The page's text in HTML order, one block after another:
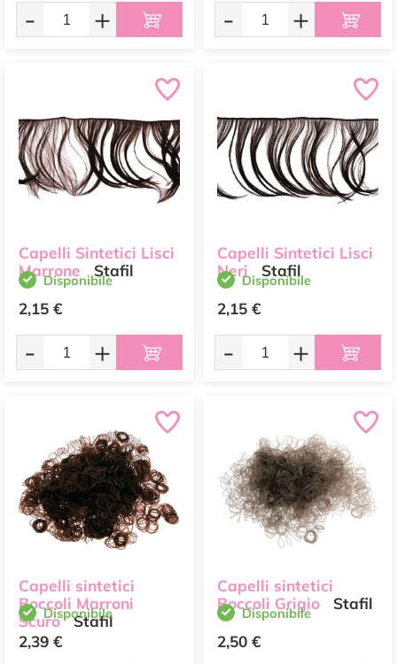
- + - +
Capelli Sintetici Lisci
Marrone
Stafil
Disponibile
2,15 €
- +
Capelli Sintetici Lisci
Neri
Stafil
Disponibile
2,15 €
- +
Capelli sintetici
Boccoli Marroni
Scuro Stafil
Disponibile
2,39 €
Capelli sintetici
Boccoli Grigio
Stafil
Disponibile
2,50 €